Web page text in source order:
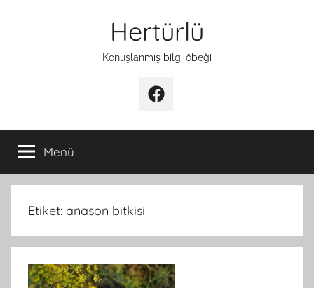
Hertürlü
Konuşlanmış bilgi öbeği
Facebook
Menü
Etiket: anason bitkisi